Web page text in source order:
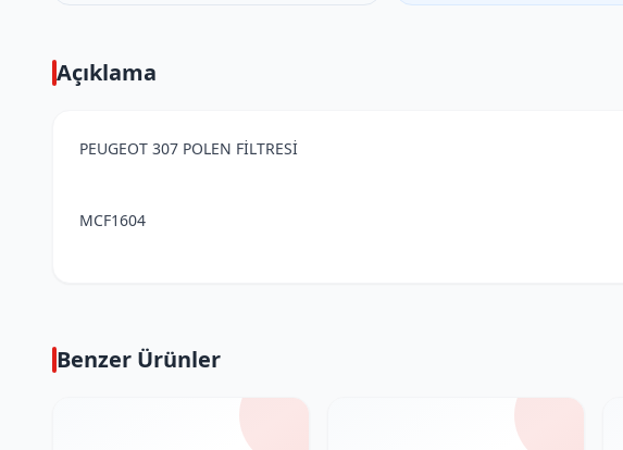
Açıklama
PEUGEOT 307 POLEN FİLTRESİ
MCF1604
Benzer Ürünler